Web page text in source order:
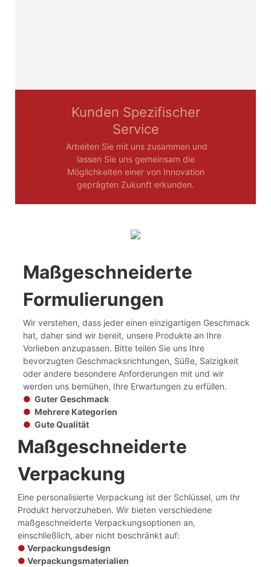
Kunden Spezifischer
Service
Arbeiten Sie mit uns zusammen und
lassen Sie uns gemeinsam die
Möglichkeiten einer von Innovation
geprägten Zukunft erkunden.
Maßgeschneiderte
Formulierungen
Wir verstehen, dass jeder einen einzigartigen Geschmack
hat, daher sind wir bereit, unsere Produkte an Ihre
Vorlieben anzupassen. Bitte teilen Sie uns Ihre
bevorzugten Geschmacksrichtungen, Süße, Salzigkeit
oder andere besondere Anforderungen mit und wir
werden uns bemühen, Ihre Erwartungen zu erfüllen.
● Guter Geschmack
● Mehrere Kategorien
● Gute Qualität
Maßgeschneiderte
Verpackung
Eine personalisierte Verpackung ist der Schlüssel, um Ihr
Produkt hervorzuheben. Wir bieten verschiedene
maßgeschneiderte Verpackungsoptionen an,
einschließlich, aber nicht beschränkt auf:
●Verpackungsdesign
●Verpackungsmaterialien